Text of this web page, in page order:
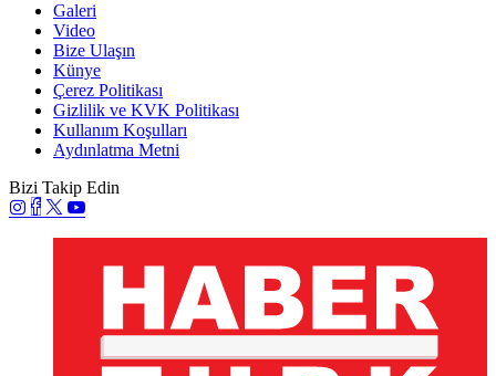
Galeri
Video
Bize Ulaşın
Künye
Çerez Politikası
Gizlilik ve KVK Politikası
Kullanım Koşulları
Aydınlatma Metni
Bizi Takip Edin